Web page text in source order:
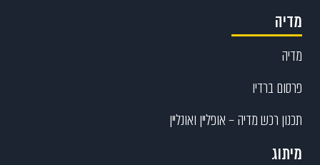
מדיה
מדיה
פרסום ברדיו
תכנון רכש מדיה – אופליין ואונליין
מיתוג